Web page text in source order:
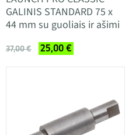
GALINIS STANDARD 75 x
44 mm su guoliais ir ašimi
37,00 € 25,00 €